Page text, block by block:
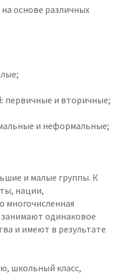
основе различных
первичные и вторичные;
и неформальные;
и малые группы. К
нации,
многочисленная
одинаковое
и имеют в результате
школьный класс,